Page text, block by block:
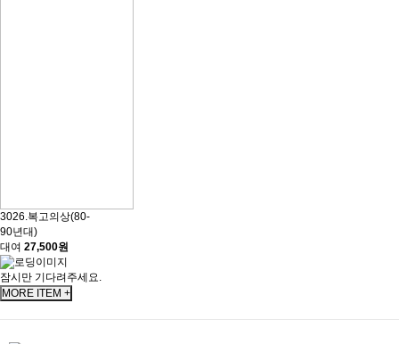
3026.복고의상(80-
90년대)
대여 27,500원
잠시만 기다려주세요.
MORE ITEM +